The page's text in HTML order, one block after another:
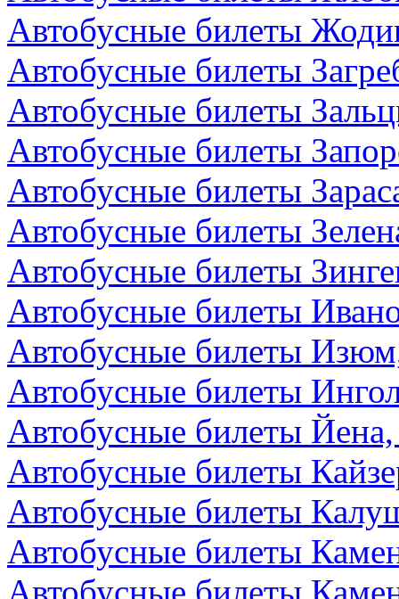
Автобусные билеты
Автобусные билеты
Автобусные билеты
Автобусные билеты
Автобусные билеты
Автобусные билеты
Автобусные билеты
Автобусные билеты
Автобусные билеты
Автобусные билеты
Автобусные билеты
Автобусные билеты
Автобусные билеты
Автобусные билеты
Автобусные билеты